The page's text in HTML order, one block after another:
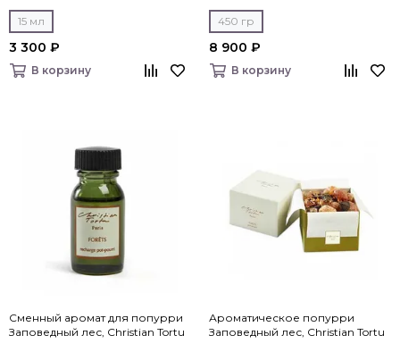
15 мл
3 300 ₽
В корзину
450 гр
8 900 ₽
В корзину
Сменный аромат для попурри
Заповедный лес, Christian Tortu
Ароматическое попурри
Заповедный лес, Christian Tortu